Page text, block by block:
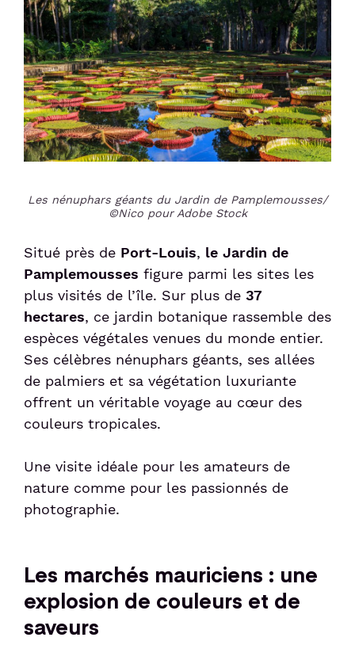
Les nénuphars géants du Jardin de Pamplemousses/
©Nico pour Adobe Stock
Situé près de Port-Louis, le Jardin de
Pamplemousses figure parmi les sites les
plus visités de l’île. Sur plus de 37
hectares, ce jardin botanique rassemble des
espèces végétales venues du monde entier.
Ses célèbres nénuphars géants, ses allées
de palmiers et sa végétation luxuriante
offrent un véritable voyage au cœur des
couleurs tropicales.
Une visite idéale pour les amateurs de
nature comme pour les passionnés de
photographie.
Les marchés mauriciens : une
explosion de couleurs et de
saveurs